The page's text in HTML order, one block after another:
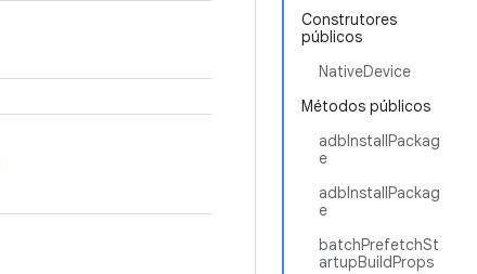
Construtores
públicos
NativeDevice
Métodos públicos
adbInstallPackag
e
adbInstallPackag
e
batchPrefetchSt
artupBuildProps